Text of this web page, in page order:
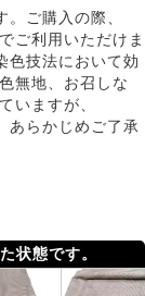
ご購入の際、
ご利用いただけま
色技法において効
無地、お召しな
いますが、
あらかじめご了承
状態です。